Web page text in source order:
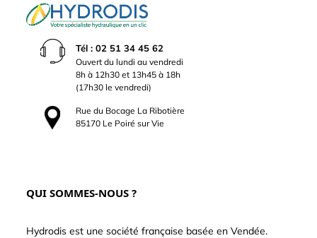
Tél : 02 51 34 45 62
Ouvert du lundi au vendredi
8h à 12h30 et 13h45 à 18h
(17h30 le vendredi)
Rue du Bocage La Ribotière
85170 Le Poiré sur Vie
QUI SOMMES-NOUS ?
Hydrodis est une société française basée en Vendée.